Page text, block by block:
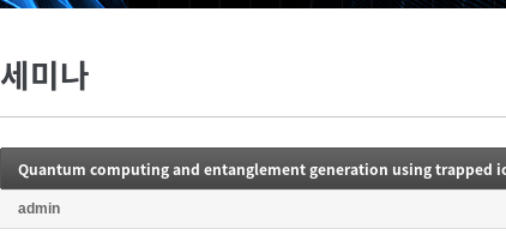
세미나
Quantum computing and entanglement generation using trapped
admin